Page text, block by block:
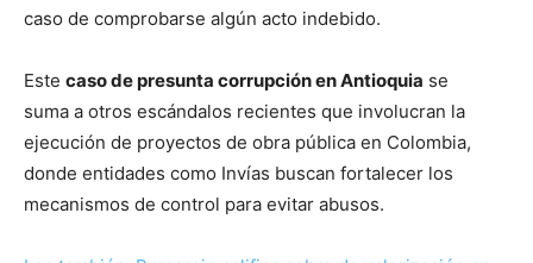
caso de comprobarse algún acto indebido.
Este caso de presunta corrupción en Antioquia se
suma a otros escándalos recientes que involucran la
ejecución de proyectos de obra pública en Colombia,
donde entidades como Invías buscan fortalecer los
mecanismos de control para evitar abusos.